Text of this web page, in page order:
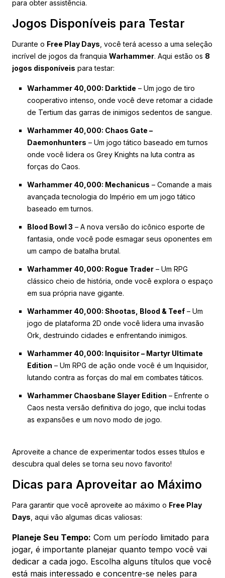
para obter assistência.
Jogos Disponíveis para Testar
Durante o Free Play Days , você terá acesso a uma seleção
incrível de jogos da franquia Warhammer. Aqui estão os 8
jogos disponíveis para testar:
Warhammer 40,000: Darktide – Um jogo de tiro
cooperativo intenso, onde você deve retomar a cidade
de Tertium das garras de inimigos sedentos de sangue.
Warhammer 40,000: Chaos Gate –
Daemonhunters – Um jogo tático baseado em turnos
onde você lidera os Grey Knights na luta contra as
forças do Caos.
Warhammer 40,000: Mechanicus – Comande a mais
avançada tecnologia do Império em um jogo tático
baseado em turnos.
Blood Bowl 3 – A nova versão do icônico esporte de
fantasia, onde você pode esmagar seus oponentes em
um campo de batalha brutal.
Warhammer 40,000: Rogue Trader – Um RPG
clássico cheio de história, onde você explora o espaço
em sua própria nave gigante.
Warhammer 40,000: Shootas, Blood & Teef – Um
jogo de plataforma 2D onde você lidera uma invasão
Ork, destruindo cidades e enfrentando inimigos.
Warhammer 40,000: Inquisitor – Martyr Ultimate
Edition – Um RPG de ação onde você é um Inquisidor,
lutando contra as forças do mal em combates táticos.
Warhammer Chaosbane Slayer Edition – Enfrente o
Caos nesta versão definitiva do jogo, que inclui todas
as expansões e um novo modo de jogo.
Aproveite a chance de experimentar todos esses títulos e
descubra qual deles se torna seu novo favorito!
Dicas para Aproveitar ao Máximo
Para garantir que você aproveite ao máximo o Free Play
Days , aqui vão algumas dicas valiosas:
Planeje Seu Tempo: Com um período limitado para
jogar, é importante planejar quanto tempo você vai
dedicar a cada jogo. Escolha alguns títulos que você
está mais interessado e concentre-se neles para